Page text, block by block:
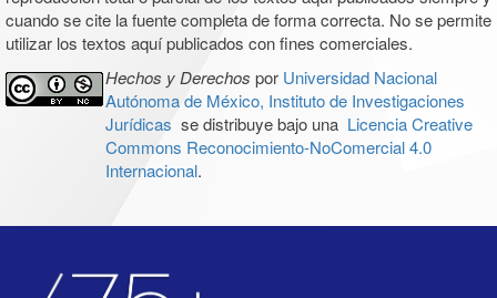
cuando se cite la fuente completa de forma correcta. No se permite
utilizar los textos aquí publicados con fines comerciales.
Hechos y Derechos por Universidad Nacional
Autónoma de México, Instituto de Investigaciones
Jurídicas se distribuye bajo una Licencia Creative
Commons Reconocimiento-NoComercial 4.0
Internacional.